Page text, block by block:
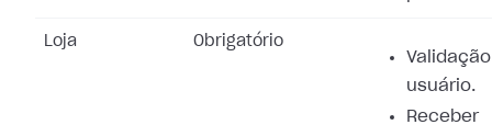
Loja Obrigatório
usuário.
Receber